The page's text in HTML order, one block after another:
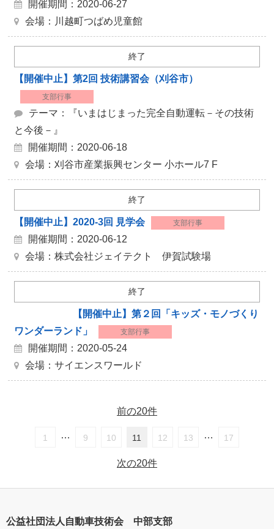
開催期間：2020-06-27
会場：川越町つばめ児童館
終了
【開催中止】第2回 技術講習会（刈谷市）
支部行事
テーマ：『いまはじまった完全自動運転－その技術
と今後－』
開催期間：2020-06-18
会場：刈谷市産業振興センター 小ホール7 F
終了
【開催中止】2020-3回 見学会 支部行事
開催期間：2020-06-12
会場：株式会社ジェイテクト 伊賀試験場
終了
【開催中止】第２回「キッズ・モノづくり
ワンダーランド」
支部行事
開催期間：2020-05-24
会場：サイエンスワールド
前の20件
1 … 9 10 11 12 13 … 17
次の20件
公益社団法人自動車技術会 中部支部